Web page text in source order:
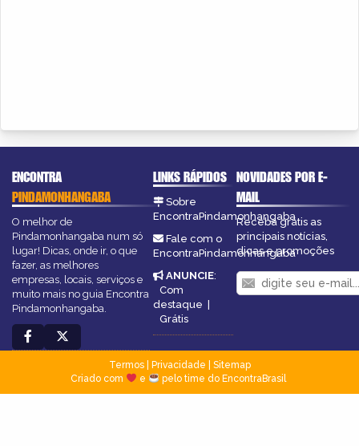
ENCONTRA
PINDAMONHANGABA
O melhor de
Pindamonhangaba num só
lugar! Dicas, onde ir, o que
fazer, as melhores
empresas, locais, serviços e
muito mais no guia Encontra
Pindamonhangaba.
LINKS RÁPIDOS
Sobre
EncontraPindamonhangaba
Fale com o
EncontraPindamonhangaba
ANUNCIE:
Com
destaque |
Grátis
NOVIDADES POR E-
MAIL
Receba grátis as
principais notícias,
dicas e promoções
Termos| Privacidade
Sitemap
Criado com
e pelo time do EncontraBrasil